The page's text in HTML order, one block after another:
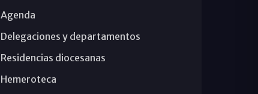
Agenda
Delegaciones y departamentos
Residencias diocesanas
Hemeroteca